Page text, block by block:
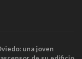
una joven